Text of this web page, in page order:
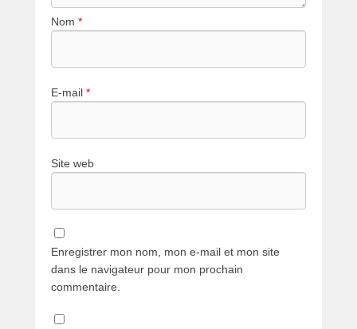
Nom *
E-mail *
Site web
Enregistrer mon nom, mon e-mail et mon site
dans le navigateur pour mon prochain
commentaire.